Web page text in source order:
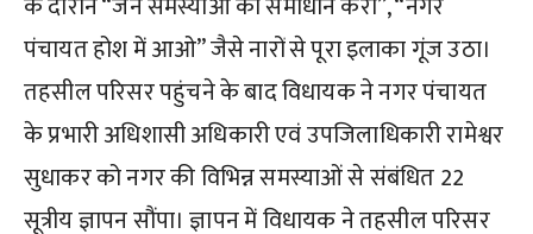
पंचायत होश में आओ” जैसे नारों से पूरा इलाका गूंज उठा।
तहसील परिसर पहुंचने के बाद विधायक ने नगर पंचायत
के प्रभारी अधिशासी अधिकारी एवं उपजिलाधिकारी रामेश्वर
सुधाकर को नगर की विभिन्न समस्याओं से संबंधित 22
सूत्रीय ज्ञापन सौंपा। ज्ञापन में विधायक ने तहसील परिसर